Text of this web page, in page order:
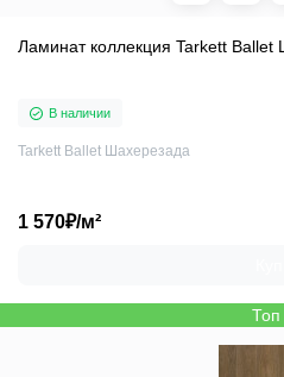
Ламинат коллекция Tarkett Ballet
В наличии
Tarkett Ballet Шахерезада
1 570₽/м²
Топ